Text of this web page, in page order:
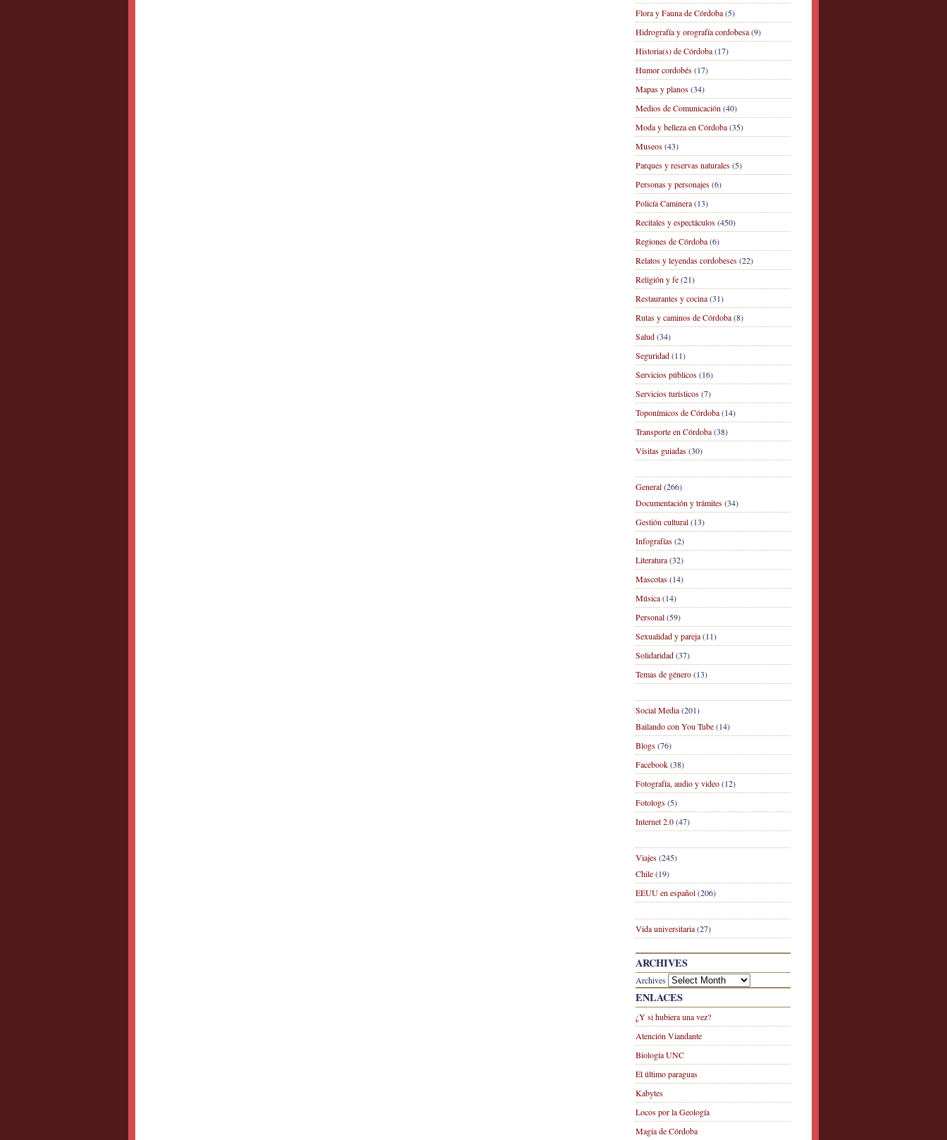
Flora y Fauna de Córdoba(5)
Hidrografía y orografía cordobesa(9)
Historia(s) de Córdoba(17)
Humor cordobés(17)
Mapas y planos(34)
Medios de Comunicación (40)
Moda y belleza en Córdoba(35)
Museos(43)
Parques y reservas naturales(5)
Personas y personajes(6)
Policía Caminera(13)
Recitales y espectáculos(450)
Regiones de Córdoba(6)
Relatos y leyendas cordobeses(22)
Religión y fe(21)
Restaurantes y cocina(31)
Rutas y caminos de Córdoba(8)
Salud(34)
Seguridad(11)
Servicios públicos(16)
Servicios turísticos(7)
Toponímicos de Córdoba(14)
Transporte en Córdoba(38)
Visitas guiadas(30)
General(266)
Documentación y trámites(34)
Gestión cultural(13)
Infografías(2)
Literatura(32)
Mascotas(14)
Música(14)
Personal(59)
Sexualidad y pareja(11)
Solidaridad(37)
Temas de género(13)
Social Media(201)
Bailando con You Tube(14)
Blogs(76)
Facebook(38)
Fotografía, audio y video(12)
Fotologs(5)
Internet 2.0(47)
Viajes(245)
Chile(19)
EEUU en español(206)
Vida universitaria(27)
ARCHIVES
Archives
ENLACES
¿Y si hubiera una vez?
Atención Viandante
Biología UNC
El último paraguas
Kabytes
Locos por la Geología
Magia de Córdoba